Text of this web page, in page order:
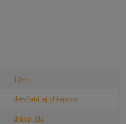
12m+
dievčatá aj chlapcov
drevo, filc